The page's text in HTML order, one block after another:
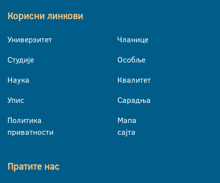
Корисни линкови
Универзитет
Студије
Наука
Упис
Политика
приватности
Чланице
Особље
Квалитет
Сарадња
Мапа
сајта
Пратите нас